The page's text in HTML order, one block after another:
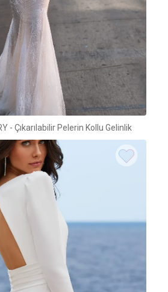
- Çıkarılabilir Pelerin Kollu Gelinlik